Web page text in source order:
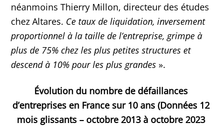
néanmoins Thierry Millon, directeur des études
chez Altares. Ce taux de liquidation, inversement
proportionnel à la taille de l’entreprise, grimpe à
plus de 75% chez les plus petites structures et
descend à 10% pour les plus grandes ».
Évolution du nombre de défaillances
d’entreprises en France sur 10 ans (Données 12
mois glissants – octobre 2013 à octobre 2023